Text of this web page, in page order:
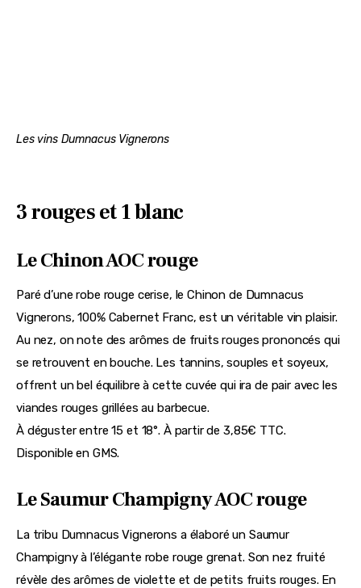
Les vins Dumnacus Vignerons
3 rouges et 1 blanc
Le Chinon AOC rouge
Paré d’une robe rouge cerise, le Chinon de Dumnacus
Vignerons, 100% Cabernet Franc, est un véritable vin plaisir.
Au nez, on note des arômes de fruits rouges prononcés qui
se retrouvent en bouche. Les tannins, souples et soyeux,
offrent un bel équilibre à cette cuvée qui ira de pair avec les
viandes rouges grillées au barbecue.
À déguster entre 15 et 18°. À partir de 3,85€ TTC.
Disponible en GMS.
Le Saumur Champigny AOC rouge
La tribu Dumnacus Vignerons a élaboré un Saumur
Champigny à l’élégante robe rouge grenat. Son nez fruité
révèle des arômes de violette et de petits fruits rouges. En